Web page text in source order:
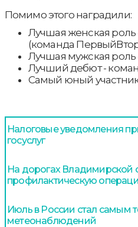
Помимо этого наградили:
Лучшая женская роль
(команда
Лучшая мужская роль
Лучший дебют -
Самый юный
Налоговые уведомления
госуслуг
На дорогах Владимирской
профилактическую
Июль в России стал самым
метеонаблюдений